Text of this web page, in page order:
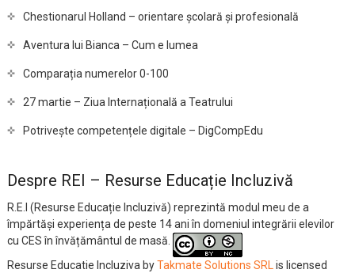
Chestionarul Holland – orientare școlară și profesională
Aventura lui Bianca – Cum e lumea
Comparația numerelor 0-100
27 martie – Ziua Internațională a Teatrului
Potrivește competențele digitale – DigCompEdu
Despre REI – Resurse Educație Incluzivă
R.E.I (Resurse Educație Incluzivă) reprezintă modul meu de a
împărtăși experiența de peste 14 ani în domeniul integrării elevilor
cu CES în învățământul de masă.
Resurse Educatie Incluziva byTakmate Solutions SRL is licensed